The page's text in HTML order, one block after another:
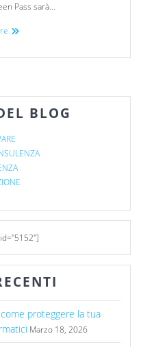
Pass sarà…
BLOG
proteggere la tua
Marzo 18, 2026